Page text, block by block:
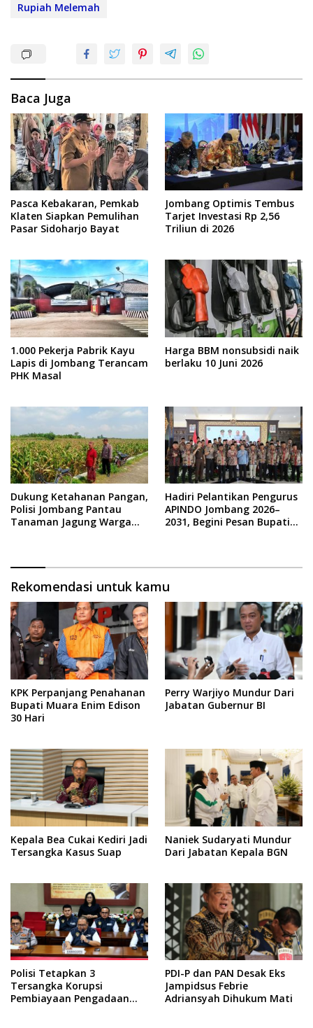
Rupiah Melemah
Baca Juga
Pasca Kebakaran, Pemkab
Klaten Siapkan Pemulihan
Pasar Sidoharjo Bayat
Jombang Optimis Tembus
Tarjet Investasi Rp 2,56
Triliun di 2026
1.000 Pekerja Pabrik Kayu
Lapis di Jombang Terancam
PHK Masal
Harga BBM nonsubsidi naik
berlaku 10 Juni 2026
Dukung Ketahanan Pangan,
Polisi Jombang Pantau
Tanaman Jagung Warga
Hadiri Pelantikan Pengurus
APINDO Jombang 2026–
2031, Begini Pesan Bupati
Rekomendasi untuk kamu
KPK Perpanjang Penahanan
Bupati Muara Enim Edison
30 Hari
Perry Warjiyo Mundur Dari
Jabatan Gubernur BI
Kepala Bea Cukai Kediri Jadi
Tersangka Kasus Suap
Naniek Sudaryati Mundur
Dari Jabatan Kepala BGN
Polisi Tetapkan 3
Tersangka Korupsi
Pembiayaan Pengadaan
PDI-P dan PAN Desak Eks
Jampidsus Febrie
Adriansyah Dihukum Mati